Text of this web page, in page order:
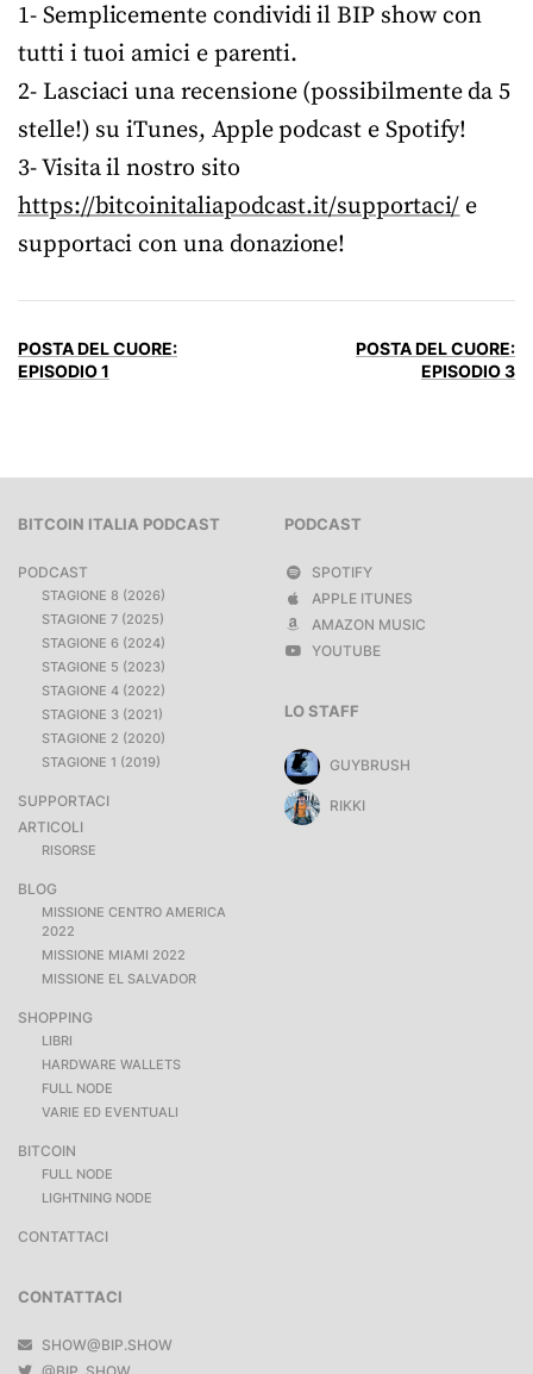
1- Semplicemente condividi il BIP show con
tutti i tuoi amici e parenti.
2- Lasciaci una recensione (possibilmente da 5
stelle!) su iTunes, Apple podcast e Spotify!
3- Visita il nostro sito
https://bitcoinitaliapodcast.it/supportaci/e
supportaci con una donazione!
POSTA DEL CUORE:
EPISODIO 1
POSTA DEL CUORE:
EPISODIO 3
BITCOIN ITALIA PODCAST
PODCAST
STAGIONE 8 (2026)
STAGIONE 7 (2025)
STAGIONE 6 (2024)
STAGIONE 5 (2023)
STAGIONE 4 (2022)
STAGIONE 3 (2021)
STAGIONE 2 (2020)
STAGIONE 1 (2019)
SUPPORTACI
ARTICOLI
RISORSE
BLOG
MISSIONE CENTRO AMERICA
2022
MISSIONE MIAMI 2022
MISSIONE EL SALVADOR
SHOPPING
LIBRI
HARDWARE WALLETS
FULL NODE
VARIE ED EVENTUALI
BITCOIN
FULL NODE
LIGHTNING NODE
CONTATTACI
PODCAST
SPOTIFY
APPLE ITUNES
AMAZON MUSIC
YOUTUBE
CONTATTACI
SHOW@BIP.SHOW
LO STAFF
GUYBRUSH
RIKKI